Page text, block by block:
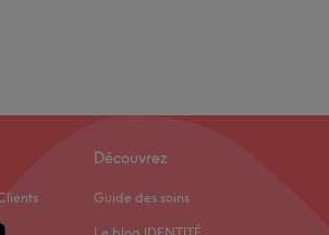
Découvrez
Guide des soins